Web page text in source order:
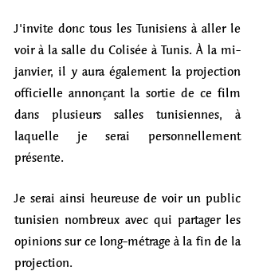
J'invite donc tous les Tunisiens à aller le
voir à la salle du Colisée à Tunis. À la mi-
janvier, il y aura également la projection
officielle annonçant la sortie de ce film
dans plusieurs salles tunisiennes, à
laquelle je serai personnellement
présente.
Je serai ainsi heureuse de voir un public
tunisien nombreux avec qui partager les
opinions sur ce long-métrage à la fin de la
projection.